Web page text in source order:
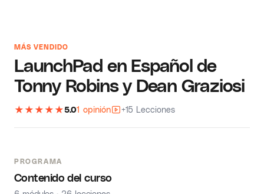
MÁS VENDIDO
LaunchPad en Español de
Tonny Robins y Dean Graziosi
★ ★ ★ ★ ★5.01 opinión +15 Lecciones
PROGRAMA
Contenido del curso